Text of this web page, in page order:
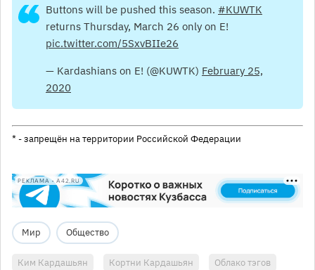
Buttons will be pushed this season. #KUWTK
returns Thursday, March 26 only on E!
pic.twitter.com/5SxvBIIe26
— Kardashians on E! (@KUWTK) February 25,
2020
* - запрещён на территории Российской Федерации
РЕКЛАМА • A42.RU
Мир Общество
Ким Кардашьян Кортни Кардашьян Облако тэгов